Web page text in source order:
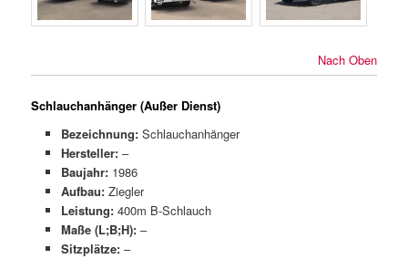
Nach Oben
Schlauchanhänger (Außer Dienst)
Bezeichnung:Schlauchanhänger
Hersteller:–
Baujahr:1986
Aufbau:Ziegler
Leistung:400m B-Schlauch
Maße (L;B;H):–
Sitzplätze:–